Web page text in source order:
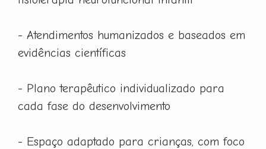
- Atendimentos humanizados e baseados em
evidências científicas
- Plano terapêutico individualizado para
cada fase do desenvolvimento
- Espaço adaptado para crianças, com foco